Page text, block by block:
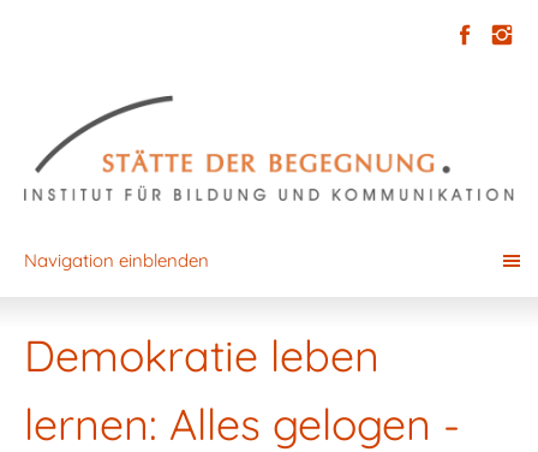
Navigation einblenden
Demokratie leben
lernen: Alles gelogen -